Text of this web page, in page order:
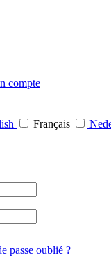
compte
Français
passe oublié ?